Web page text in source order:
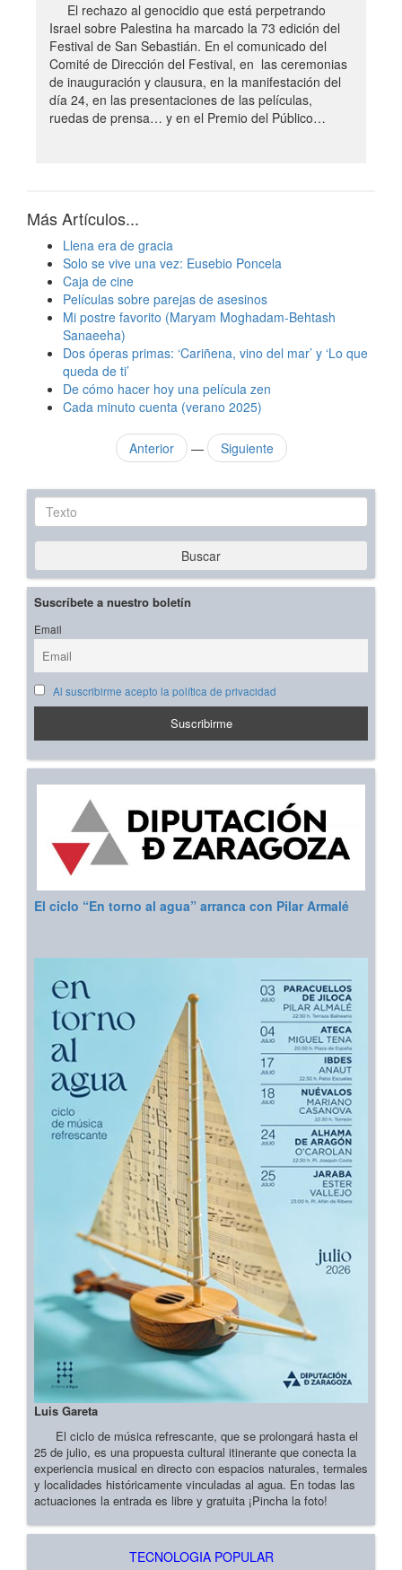
El rechazo al genocidio que está perpetrando
Israel sobre Palestina ha marcado la 73 edición del
Festival de San Sebastián. En el comunicado del
Comité de Dirección del Festival, en las ceremonias
de inauguración y clausura, en la manifestación del
día 24, en las presentaciones de las películas,
ruedas de prensa… y en el Premio del Público…
Más Artículos...
Llena era de gracia
Solo se vive una vez: Eusebio Poncela
Caja de cine
Películas sobre parejas de asesinos
Mi postre favorito (Maryam Moghadam-Behtash
Sanaeeha)
Dos óperas primas: ‘Cariñena, vino del mar’ y ‘Lo que
queda de ti’
De cómo hacer hoy una película zen
Cada minuto cuenta (verano 2025)
Anterior — Siguiente
Texto
Buscar
Suscríbete a nuestro boletín
Email
Al suscribirme acepto la política de privacidad
El ciclo “En torno al agua” arranca con Pilar Armalé
Luis Gareta
El ciclo de música refrescante, que se prolongará hasta el
25 de julio, es una propuesta cultural itinerante que conecta la
experiencia musical en directo con espacios naturales, termales
y localidades históricamente vinculadas al agua. En todas las
actuaciones la entrada es libre y gratuita ¡Pincha la foto!
TECNOLOGIA POPULAR